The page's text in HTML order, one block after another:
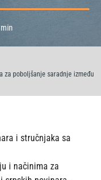
za poboljšanje saradnje između
i stručnjaka sa
i načinima za